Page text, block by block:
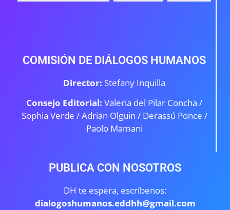
COMISIÓN DE DIÁLOGOS HUMANOS
Director: Stefany Inquilla
Consejo Editorial: Valeria del Pilar Concha /
Sophia Verde /Adrian Olguin / Derassú Ponce /
Paolo Mamani
PUBLICA CON NOSOTROS
DH te espera, escríbenos:
dialogoshumanos.eddhh@gmail.com